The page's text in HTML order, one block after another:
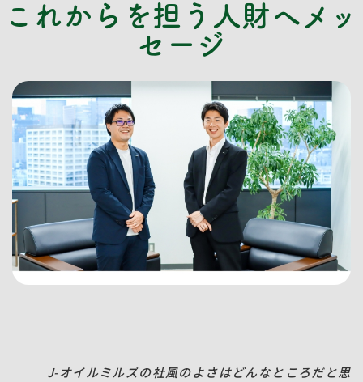
これからを担う人財へメッ
セージ
J-オイルミルズの社風のよさはどんなところだと思